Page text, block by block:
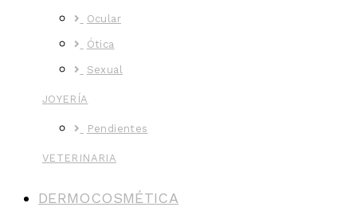
Ocular
Ótica
Sexual
JOYERÍA
Pendientes
VETERINARIA
DERMOCOSMÉTICA